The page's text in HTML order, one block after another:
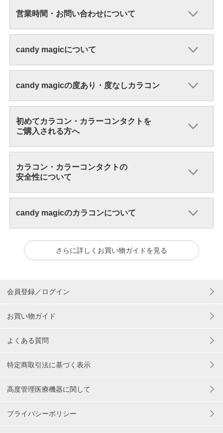
営業時間・お問い合わせについて
candy magicについて
candy magicの度あり・度なしカラコン
初めてカラコン・カラーコンタクトを
ご購入される方へ
カラコン・カラーコンタクトの
安全性について
candy magicのカラコンについて
さらに詳しくお買い物ガイドを見る
会員登録／ログイン
お買い物ガイド
よくある質問
特定商取引法に基づく表示
高度管理医療機器に関して
プライバシーポリシー